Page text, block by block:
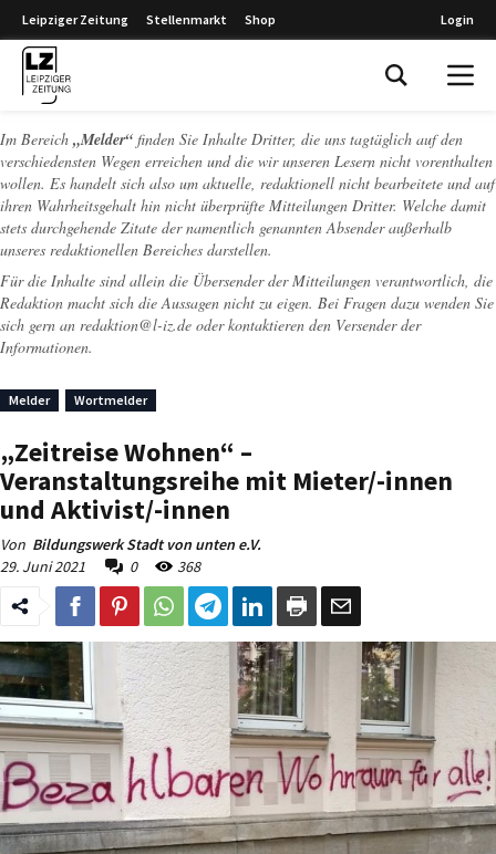
Leipziger Zeitung Stellenmarkt Shop Login
Im Bereich „Melder“ finden Sie Inhalte Dritter, die uns tagtäglich auf den
verschiedensten Wegen erreichen und die wir unseren Lesern nicht vorenthalten
wollen. Es handelt sich also um aktuelle, redaktionell nicht bearbeitete und auf
ihren Wahrheitsgehalt hin nicht überprüfte Mitteilungen Dritter. Welche damit
stets durchgehende Zitate der namentlich genannten Absender außerhalb
unseres redaktionellen Bereiches darstellen.
Für die Inhalte sind allein die Übersender der Mitteilungen verantwortlich, die
Redaktion macht sich die Aussagen nicht zu eigen. Bei Fragen dazu wenden Sie
sich gern an redaktion@l-iz.de oder kontaktieren den Versender der
Informationen.
Melder Wortmelder
„Zeitreise Wohnen“ –
Veranstaltungsreihe mit Mieter/-innen
und Aktivist/-innen
Von Bildungswerk Stadt von unten e.V.
29. Juni 2021
0 368